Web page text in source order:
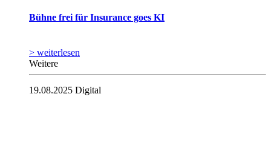
Bühne frei für Insurance goes KI
> weiterlesen
Weitere
19.08.2025 Digital